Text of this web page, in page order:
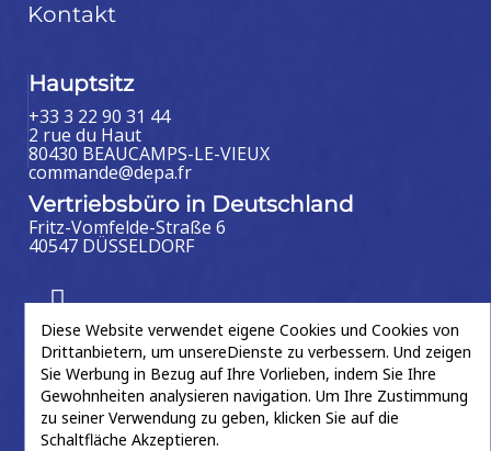
Diese Website verwendet eigene Cookies und Cookies von
Drittanbietern, um unsereDienste zu verbessern. Und zeigen
Sie Werbung in Bezug auf Ihre Vorlieben, indem Sie Ihre
Gewohnheiten analysieren navigation. Um Ihre Zustimmung
zu seiner Verwendung zu geben, klicken Sie auf die
Schaltfläche Akzeptieren.
Kontakt
Hauptsitz
+33 3 22 90 31 44
2 rue du Haut
80430 BEAUCAMPS-LE-VIEUX
commande@depa.fr
Vertriebsbüro in Deutschland
Fritz-Vomfelde-Straße 6
40547 DÜSSELDORF
Folgen Sie uns auf LinkedIn
Unser Katalog